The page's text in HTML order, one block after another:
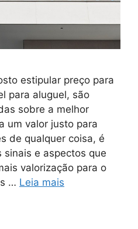
estipular preço para
para aluguel, são
sobre a melhor
um valor justo para
de qualquer coisa, é
sinais e aspectos que
valorização para o
… Leia mais